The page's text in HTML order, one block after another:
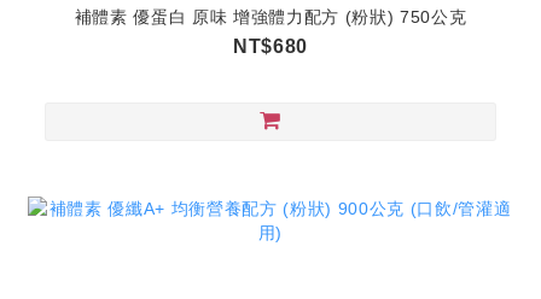
補體素 優蛋白 原味 增強體力配方 (粉狀) 750公克
NT$680